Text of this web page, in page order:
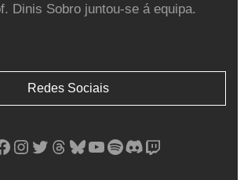
Dinis Sobro juntou-se á equipa.
Redes Sociais
Instagram Twitter Threads Bluesky YouTube Spotify Discord Twitch